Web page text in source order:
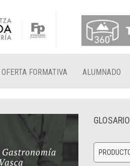
OFERTA FORMATIVA ALUMNADO
GLOSARIO